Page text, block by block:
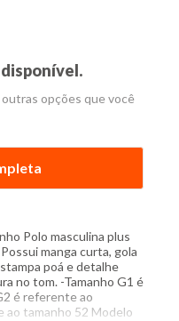
opções que você
Polo masculina plus
manga curta, gola
poá e detalhe
no tom. -Tamanho G1 é
é referente ao
ao tamanho 52 Modelo